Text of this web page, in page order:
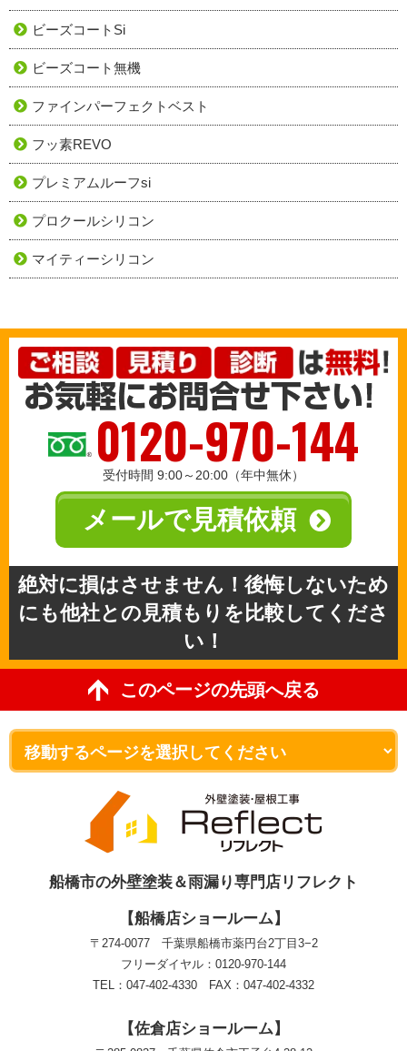
ビーズコートSi
ビーズコート無機
ファインパーフェクトベスト
フッ素REVO
プレミアムルーフsi
プロクールシリコン
マイティーシリコン
0120-970-144
受付時間 9:00～20:00（年中無休）
メールで見積依頼
絶対に損はさせません！後悔しないため
にも他社との見積もりを比較してくださ
い！
このページの先頭へ戻る
船橋市の外壁塗装＆雨漏り専門店リフレクト
【船橋店ショールーム】
〒274-0077 千葉県船橋市薬円台2丁目3−2
フリーダイヤル：0120-970-144
TEL：047-402-4330 FAX：047-402-4332
【佐倉店ショールーム】